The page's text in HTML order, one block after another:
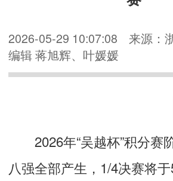
2026-05-29 10:07:08
来源：
编辑 蒋旭辉、叶媛媛
2026年“吴越杯”积分赛
八强全部产生，1/4决赛将